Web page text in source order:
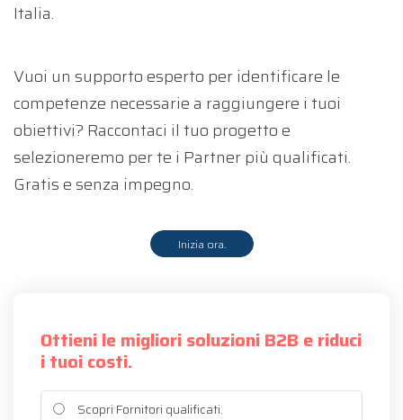
Italia.
Vuoi un supporto esperto per identificare le
competenze necessarie a raggiungere i tuoi
obiettivi? Raccontaci il tuo progetto e
selezioneremo per te i Partner più qualificati.
Gratis e senza impegno.
Inizia ora.
Ottieni le migliori soluzioni B2B e riduci
i tuoi costi.
Scopri Fornitori qualificati.